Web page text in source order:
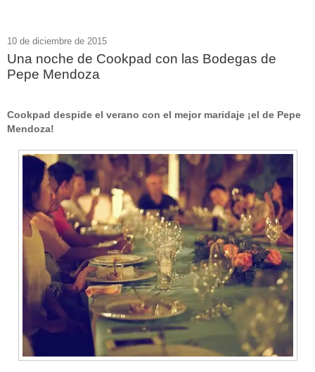
10 de diciembre de 2015
Una noche de Cookpad con las Bodegas de
Pepe Mendoza
Cookpad despide el verano con el mejor maridaje ¡el de Pepe
Mendoza!